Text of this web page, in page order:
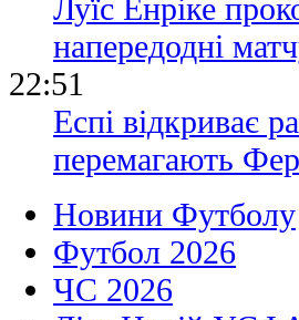
Луїс Енріке
напередодні
22:51
Еспі відкриває
перемагають
Новини Футболу
Футбол 2026
ЧС 2026